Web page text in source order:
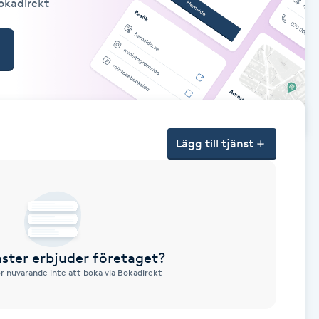
Lägg till tjänst
erbjuder företaget?
nuvarande inte att boka via Bokadirekt